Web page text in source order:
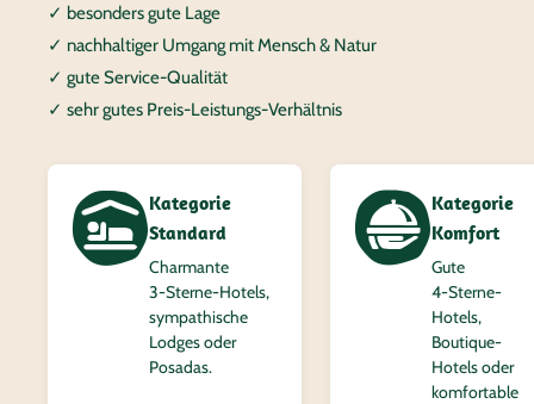
✓ besonders gute Lage
✓ nachhaltiger Umgang mit Mensch & Natur
✓ gute Service-Qualität
✓ sehr gutes Preis-Leistungs-Verhältnis
Kategorie
Standard
Charmante
3‑Sterne-Hotels,
sympathische
Lodges oder
Posadas.
Kategorie
Komfort
Gute
4‑Sterne-
Hotels,
Boutique-
Hotels oder
komfortable